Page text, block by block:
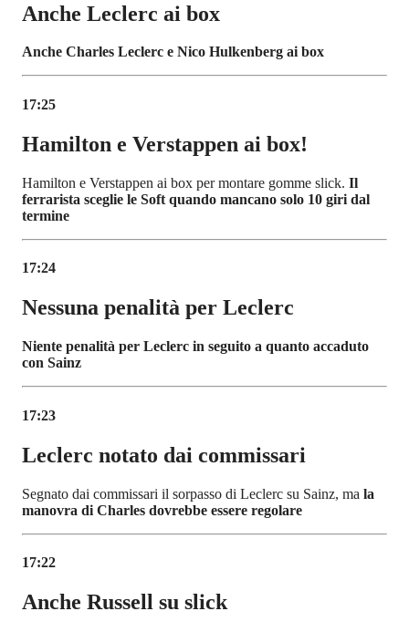
Anche Leclerc ai box
Anche Charles Leclerc e Nico Hulkenberg ai box
17:25
Hamilton e Verstappen ai box!
Hamilton e Verstappen ai box per montare gomme slick. Il
ferrarista sceglie le Soft quando mancano solo 10 giri dal
termine
17:24
Nessuna penalità per Leclerc
Niente penalità per Leclerc in seguito a quanto accaduto
con Sainz
17:23
Leclerc notato dai commissari
Segnato dai commissari il sorpasso di Leclerc su Sainz, ma la
manovra di Charles dovrebbe essere regolare
17:22
Anche Russell su slick